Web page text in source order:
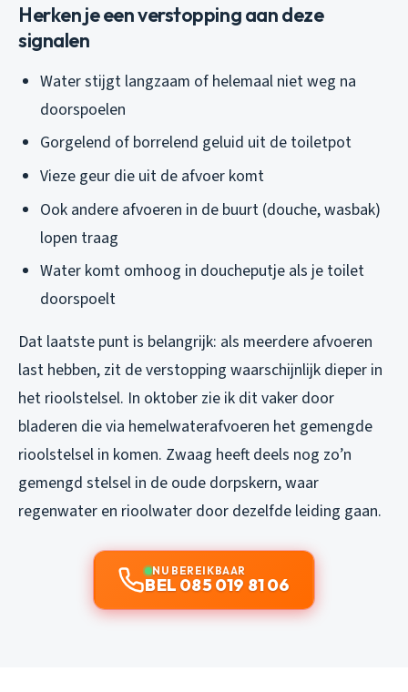
Herken je een verstopping aan deze
signalen
Water stijgt langzaam of helemaal niet weg na
doorspoelen
Gorgelend of borrelend geluid uit de toiletpot
Vieze geur die uit de afvoer komt
Ook andere afvoeren in de buurt (douche, wasbak)
lopen traag
Water komt omhoog in doucheputje als je toilet
doorspoelt
Dat laatste punt is belangrijk: als meerdere afvoeren
last hebben, zit de verstopping waarschijnlijk dieper in
het rioolstelsel. In oktober zie ik dit vaker door
bladeren die via hemelwaterafvoeren het gemengde
rioolstelsel in komen. Zwaag heeft deels nog zo’n
gemengd stelsel in de oude dorpskern, waar
regenwater en rioolwater door dezelfde leiding gaan.
NU BEREIKBAAR
BEL 085 019 81 06